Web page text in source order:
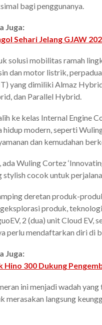
bagi penggunanya.
Juga:
Sehari Jelang GJAW
solusi mobilitas ramah
dan motor listrik,
yang dimiliki Almaz Hybrid
dan Parallel Hybrid.
ke kelas Internal Engine
hidup modern, seperti
dan kemudahan
ada Wuling Cortez
stylish cocok untuk
deretan produk-
produk,
2 (dua) unit Cloud
perlu mendaftarkan diri di
Juga:
Hino 300 Dukung
ini menjadi wadah
merasakan langsung